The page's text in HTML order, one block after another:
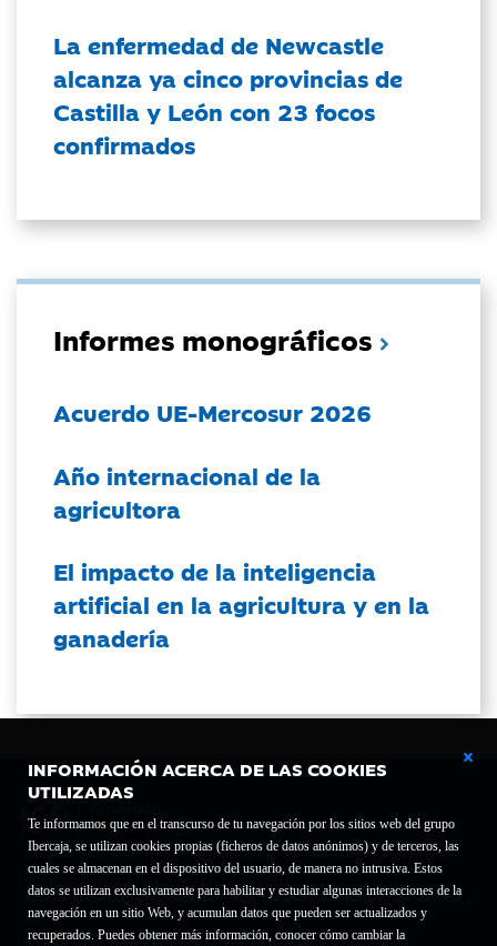
INFORMACIÓN ACERCA DE LAS COOKIES
UTILIZADAS
Te informamos que en el transcurso de tu navegación por los sitios web del grupo
Ibercaja, se utilizan cookies propias (ficheros de datos anónimos) y de terceros, las
cuales se almacenan en el dispositivo del usuario, de manera no intrusiva. Estos
datos se utilizan exclusivamente para habilitar y estudiar algunas interacciones de la
navegación en un sitio Web, y acumulan datos que pueden ser actualizados y
recuperados. Puedes obtener más información, conocer cómo cambiar la
La enfermedad de Newcastle
alcanza ya cinco provincias de
Castilla y León con 23 focos
confirmados
Informes monográficos
Acuerdo UE-Mercosur 2026
Año internacional de la
agricultora
El impacto de la inteligencia
artificial en la agricultura y en la
ganadería
Fundación Bancaria Ibercaja C.I.F. G-50000652.
Inscrita en el Registro de Fundaciones del Mº de Educación, Cultura y Deporte con el nº
1689.
Domicilio social: Joaquín Costa, 13. 50001 Zaragoza.